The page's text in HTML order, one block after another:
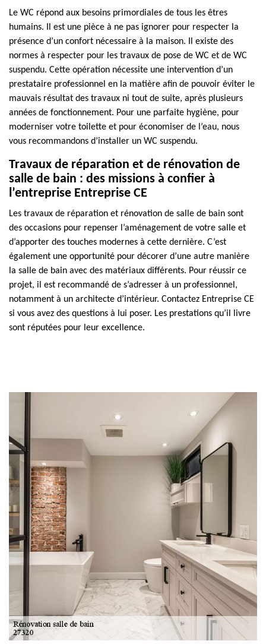
Le WC répond aux besoins primordiales de tous les êtres
humains. Il est une pièce à ne pas ignorer pour respecter la
présence d’un confort nécessaire à la maison. Il existe des
normes à respecter pour les travaux de pose de WC et de WC
suspendu. Cette opération nécessite une intervention d’un
prestataire professionnel en la matière afin de pouvoir éviter le
mauvais résultat des travaux ni tout de suite, après plusieurs
années de fonctionnement. Pour une parfaite hygiène, pour
moderniser votre toilette et pour économiser de l’eau, nous
vous recommandons d’installer un WC suspendu.
Travaux de réparation et de rénovation de
salle de bain : des missions à confier à
l’entreprise Entreprise CE
Les travaux de réparation et rénovation de salle de bain sont
des occasions pour repenser l’aménagement de votre salle et
d’apporter des touches modernes à cette dernière. C’est
également une opportunité pour décorer d’une autre manière
la salle de bain avec des matériaux différents. Pour réussir ce
projet, il est recommandé de s’adresser à un professionnel,
notamment à un architecte d’intérieur. Contactez Entreprise CE
si vous avez des questions à lui poser. Les prestations qu’il livre
sont réputées pour leur excellence.